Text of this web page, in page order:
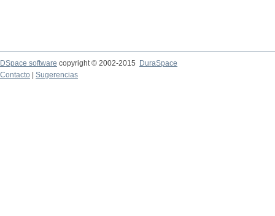
DSpace software copyright © 2002-2015
DuraSpace
Contacto
Sugerencias